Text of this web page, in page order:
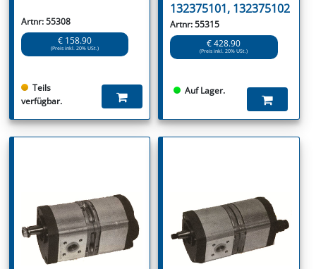
Artnr: 55308
€ 158.90
(Preis inkl. 20% USt.)
Teils
verfügbar.
132375101, 132375102
Artnr: 55315
€ 428.90
(Preis inkl. 20% USt.)
Auf Lager.